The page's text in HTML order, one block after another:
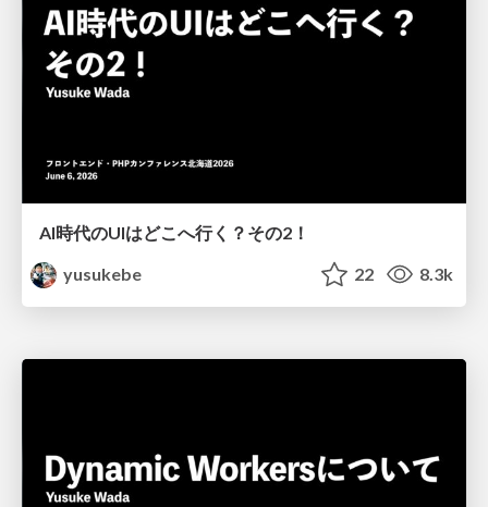
AI時代のUIはどこへ行く？その2！
yusukebe
22 8.3k